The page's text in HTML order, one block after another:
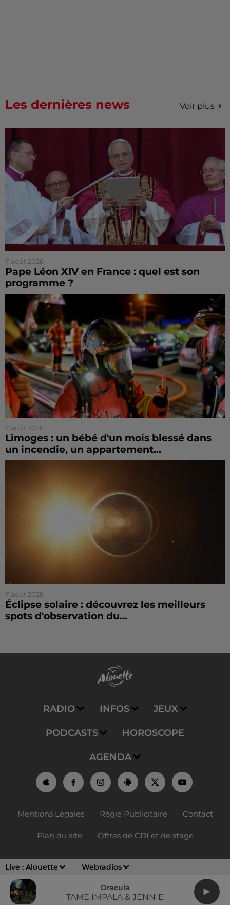
Live : Alouette Webradios
Dracula
TAME IMPALA & JENNIE
Les dernières news Voir plus
7 août 2026
Pape Léon XIV en France : quel est son
programme ?
7 août 2026
Limoges : un bébé d'un mois blessé dans
un incendie, un appartement...
7 août 2026
Éclipse solaire : découvrez les meilleurs
spots d'observation du...
RADIO INFOS JEUX
PODCASTS HOROSCOPE
AGENDA
Mentions Légales Régie Publicitaire Contact
Plan du site Offres de CDI et de stage